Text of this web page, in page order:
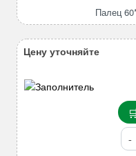
Палец
Цену уточняйте